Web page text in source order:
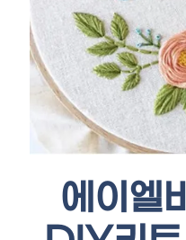
에이엘